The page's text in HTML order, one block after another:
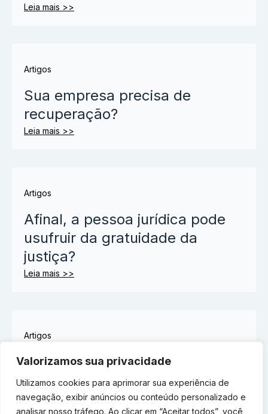
Valorizamos sua privacidade
Utilizamos cookies para aprimorar sua experiência de
navegação, exibir anúncios ou conteúdo personalizado e
analisar nosso tráfego. Ao clicar em “Aceitar todos”, você
Leia mais >>
Artigos
Sua empresa precisa de
recuperação?
Leia mais >>
Artigos
Afinal, a pessoa jurídica pode
usufruir da gratuidade da
justiça?
Leia mais >>
Artigos
Empresário: você sabia que a
“alma do seu negócio” pode
estar sendo exposta sem que